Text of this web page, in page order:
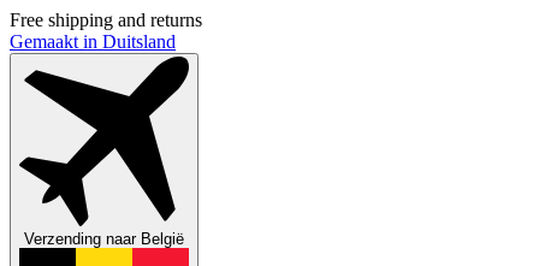
Free shipping and returns
Gemaakt in Duitsland
Verzending naarBelgië